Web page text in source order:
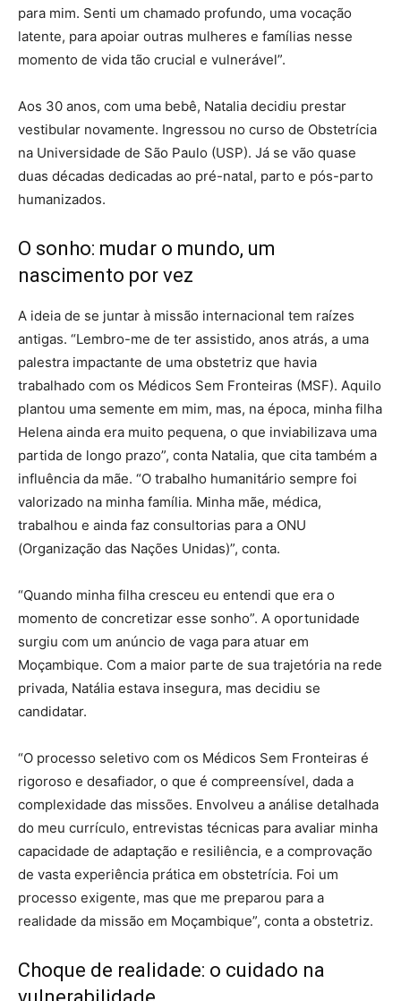
para mim. Senti um chamado profundo, uma vocação
latente, para apoiar outras mulheres e famílias nesse
momento de vida tão crucial e vulnerável”.
Aos 30 anos, com uma bebê, Natalia decidiu prestar
vestibular novamente. Ingressou no curso de Obstetrícia
na Universidade de São Paulo (USP). Já se vão quase
duas décadas dedicadas ao pré-natal, parto e pós-parto
humanizados.
O sonho: mudar o mundo, um
nascimento por vez
A ideia de se juntar à missão internacional tem raízes
antigas. “Lembro-me de ter assistido, anos atrás, a uma
palestra impactante de uma obstetriz que havia
trabalhado com os Médicos Sem Fronteiras (MSF). Aquilo
plantou uma semente em mim, mas, na época, minha filha
Helena ainda era muito pequena, o que inviabilizava uma
partida de longo prazo”, conta Natalia, que cita também a
influência da mãe. “O trabalho humanitário sempre foi
valorizado na minha família. Minha mãe, médica,
trabalhou e ainda faz consultorias para a ONU
(Organização das Nações Unidas)”, conta.
“Quando minha filha cresceu eu entendi que era o
momento de concretizar esse sonho”. A oportunidade
surgiu com um anúncio de vaga para atuar em
Moçambique. Com a maior parte de sua trajetória na rede
privada, Natália estava insegura, mas decidiu se
candidatar.
“O processo seletivo com os Médicos Sem Fronteiras é
rigoroso e desafiador, o que é compreensível, dada a
complexidade das missões. Envolveu a análise detalhada
do meu currículo, entrevistas técnicas para avaliar minha
capacidade de adaptação e resiliência, e a comprovação
de vasta experiência prática em obstetrícia. Foi um
processo exigente, mas que me preparou para a
realidade da missão em Moçambique”, conta a obstetriz.
Choque de realidade: o cuidado na